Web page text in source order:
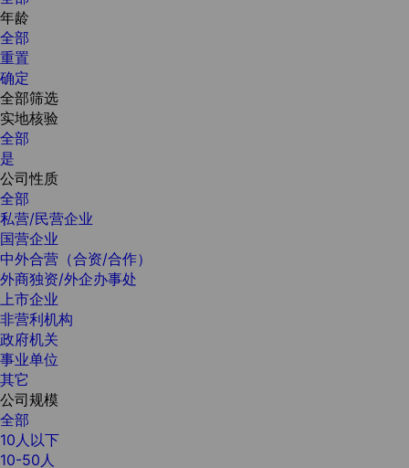
年龄
全部
重置
确定
全部筛选
实地核验
全部
是
公司性质
全部
私营/民营企业
国营企业
中外合营（合资/合作）
外商独资/外企办事处
上市企业
非营利机构
政府机关
事业单位
其它
公司规模
全部
10人以下
10-50人